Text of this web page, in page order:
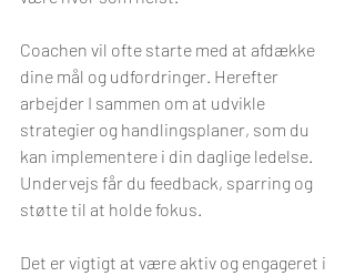
Coachen vil ofte starte med at afdække
dine mål og udfordringer. Herefter
arbejder I sammen om at udvikle
strategier og handlingsplaner, som du
kan implementere i din daglige ledelse.
Undervejs får du feedback, sparring og
støtte til at holde fokus.
Det er vigtigt at være aktiv og engageret i